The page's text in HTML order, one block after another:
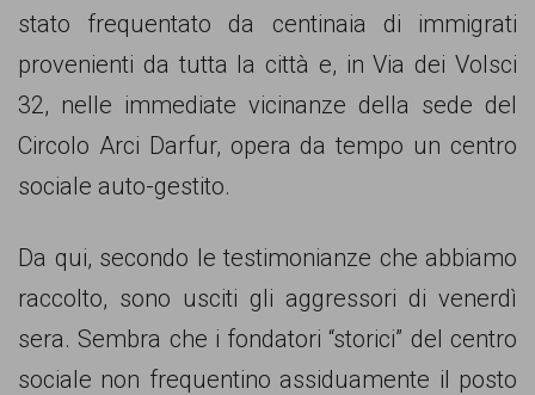
stato frequentato da centinaia di immigrati
provenienti da tutta la città e, in Via dei Volsci
32, nelle immediate vicinanze della sede del
Circolo Arci Darfur, opera da tempo un centro
sociale auto-gestito.
Da qui, secondo le testimonianze che abbiamo
raccolto, sono usciti gli aggressori di venerdì
sera. Sembra che i fondatori “storici” del centro
sociale non frequentino assiduamente il posto